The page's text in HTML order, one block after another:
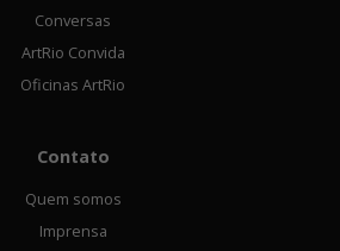
Conversas
ArtRio Convida
Oficinas ArtRio
Contato
Quem somos
Imprensa